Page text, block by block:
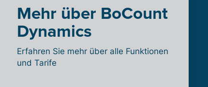
Mehr über BoCount
Dynamics
Erfahren Sie mehr über alle Funktionen
und Tarife